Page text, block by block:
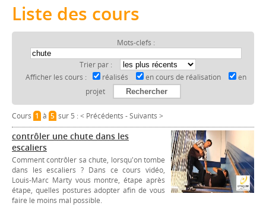
Liste des cours
Mots-clefs :
Trier par :
Afficher les cours :
réalisés en cours de réalisation
en
projet
Cours 1à 5sur 5 :< Précédents -Suivants >
contrôler une chute dans les
escaliers
Comment contrôler sa chute, lorsqu'on tombe
dans les escaliers ? Dans ce cours vidéo,
Louis-Marc Marty vous montre, étape après
étape, quelles postures adopter afin de vous
faire le moins mal possible.